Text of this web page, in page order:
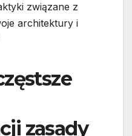
związane z
architektury i
zasady